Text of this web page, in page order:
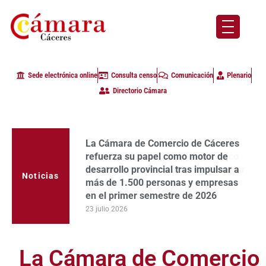
Sede electrónica online Consulta censo Comunicación
Plenario
Directorio Cámara
La Cámara de Comercio de Cáceres
valora positivamente el aval técnico
a la continuidad de la Central Nuclear
de Almaraz
17 julio 2026
La Cámara de Comercio